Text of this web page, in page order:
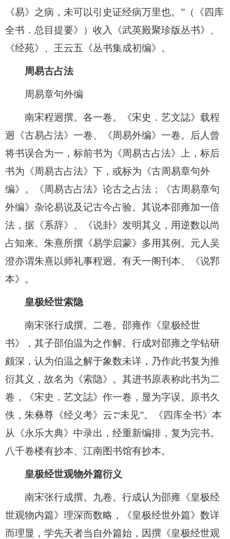
《易》之病，未可以引史证经病万里也。”（《四库
全书．总目提要》）收入《武英殿聚珍版丛书》、
《经苑》、王云五《丛书集成初编》。
周易古占法
周易章句外编
南宋程迥撰。各一卷。《宋史．艺文誌》载程
迥《古易占法》一卷、《周易外编》一卷。后人曾
将书误合为一，标前书为《周易古占法》上，标后
书为《周易古占法》下，或标为《古周易章句外
编》。《周易古占法》论古之占法；《古周易章句
外编》杂论易说及记古今占验。其说本邵雍加一倍
法，据《系辞》、《说卦》发明其义，用逆数以尚
占知来。朱熹所撰《易学启蒙》多用其例。元人吴
澄亦谓朱熹以师礼事程迥。有天一阁刊本、《说郛
本》。
皇极经世索隐
南宋张行成撰。二卷。邵雍作《皇极经世
书》，其子邵伯温为之作解。行成对邵雍之学钻研
颇深，认为伯温之解于象数未详，乃作此书复为推
衍其义，故名为《索隐》。其进书原表称此书为二
卷，《宋史．艺文誌》作一卷，显为字误。原书久
佚，朱彝尊《经义考》云∶“未见”。《四库全书》本
从《永乐大典》中录出，经重新编排，复为完书。
八千卷楼有抄本、江南图书馆有抄本。
皇极经世观物外篇衍义
南宋张行成撰。九卷。行成认为邵雍《皇极经
世观物内篇》理深而数略，《皇极经世外篇》数详
而理显，学先天者当自外篇始，因撰《皇极经世观